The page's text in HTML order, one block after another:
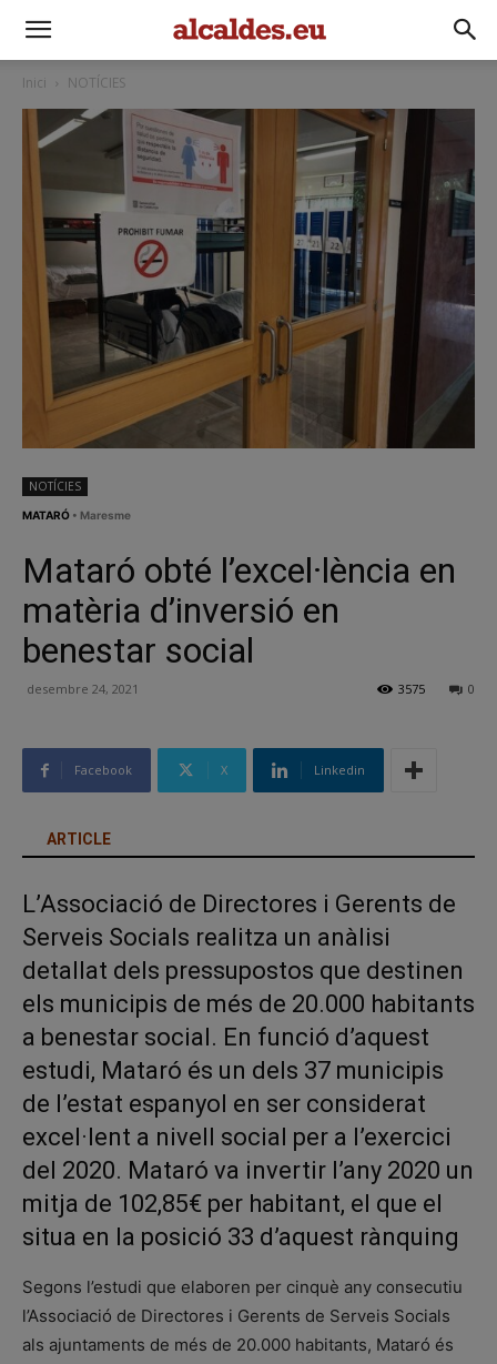
Inici NOTÍCIES
NOTÍCIES
MATARÓ • Maresme
Mataró obté l’excel·lència en
matèria d’inversió en
benestar social
desembre 24, 2021 0
3575
Facebook X Linkedin
ARTICLE
L’Associació de Directores i Gerents de
Serveis Socials realitza un anàlisi
detallat dels pressupostos que destinen
els municipis de més de 20.000 habitants
a benestar social. En funció d’aquest
estudi, Mataró és un dels 37 municipis
de l’estat espanyol en ser considerat
excel·lent a nivell social per a l’exercici
del 2020. Mataró va invertir l’any 2020 un
mitja de 102,85€ per habitant, el que el
situa en la posició 33 d’aquest rànquing
Segons l’estudi que elaboren per cinquè any consecutiu
l’Associació de Directores i Gerents de Serveis Socials
als ajuntaments de més de 20.000 habitants, Mataró és